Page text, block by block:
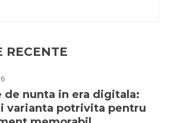
RECENTE
nunta in era digitala:
varianta potrivita pentru